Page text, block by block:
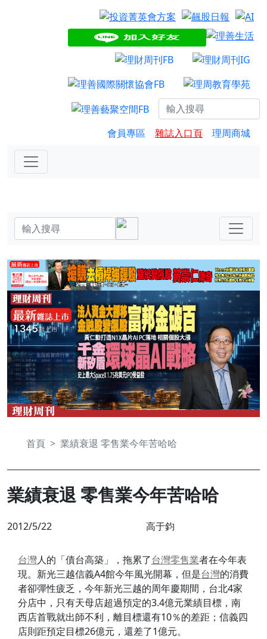
會員專區 雜誌入口頁 理周商城
首頁 業績衰退 零售業今年苦哈哈
業績衰退 零售業今年苦哈哈
2012/5/22 高于鈞
台灣人的「債台高築」，拖累了台灣零售業者在今年表
現。新光三越信義A4館今年風光開幕，但是台灣的消費
者卻彈性疲乏，今年新光三越的周年慶期間，台北4家
分店中，只有天母店超過預定的3.4億元業績目標，南
西店首戰就出師不利，離目標還有10％的差距；信義四
店則距預定目標26億元，還差了1億元。